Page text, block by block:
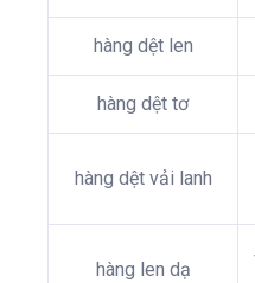
hàng dệt len
hàng dệt tơ
hàng dệt vải lanh
hàng len dạ